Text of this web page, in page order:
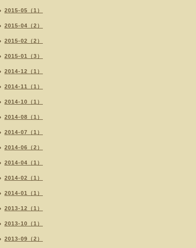
2015-05（1）
2015-04（2）
2015-02（2）
2015-01（3）
2014-12（1）
2014-11（1）
2014-10（1）
2014-08（1）
2014-07（1）
2014-06（2）
2014-04（1）
2014-02（1）
2014-01（1）
2013-12（1）
2013-10（1）
2013-09（2）